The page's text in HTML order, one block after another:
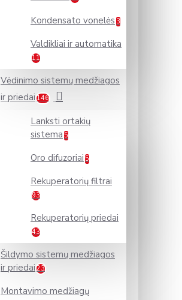
Kondensato vonelės 3
Valdikliai ir automatika
11
Vėdinimo sistemų medžiagos
ir priedai 146
Lanksti ortakių
sistema 5
Oro difuzoriai 5
Rekuperatorių filtrai
93
Rekuperatorių priedai
43
Šildymo sistemų medžiagos
ir priedai 23
Montavimo medžiagų